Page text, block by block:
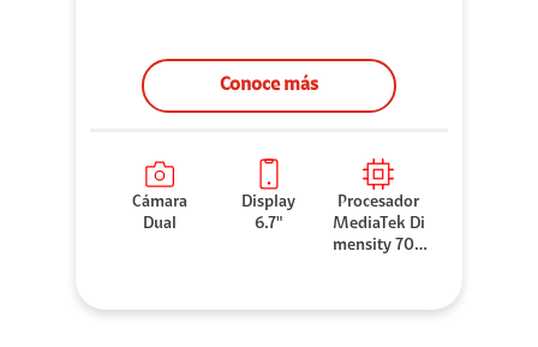
Conoce más
Cámara
Dual
Display
6.7"
Procesador
MediaTek Di
mensity 706